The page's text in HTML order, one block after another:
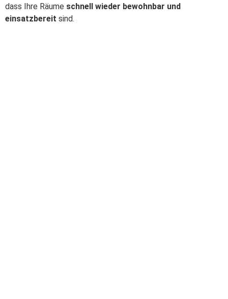
dass Ihre Räume schnell wieder bewohnbar und
einsatzbereit sind.